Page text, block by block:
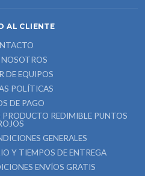
AL CLIENTE
NOSOTROS
DE EQUIPOS
POLÍTICAS
DE PAGO
REDIMIBLE PUNTOS
GENERALES
Y TIEMPOS DE ENTREGA
ENVÍOS GRATIS